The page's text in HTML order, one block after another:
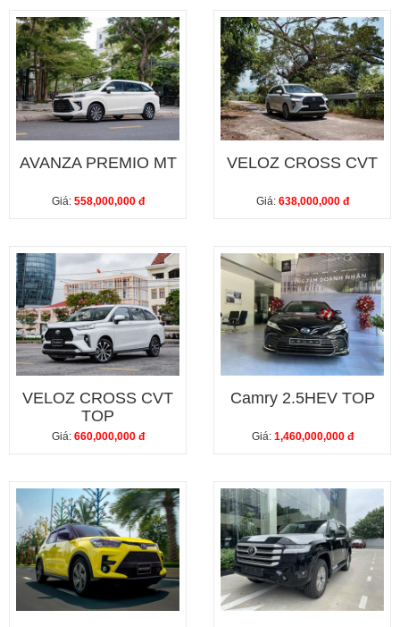
AVANZA PREMIO MT
Giá: 558,000,000 đ
VELOZ CROSS CVT
Giá: 638,000,000 đ
VELOZ CROSS CVT
TOP
Giá: 660,000,000 đ
Camry 2.5HEV TOP
Giá: 1,460,000,000 đ